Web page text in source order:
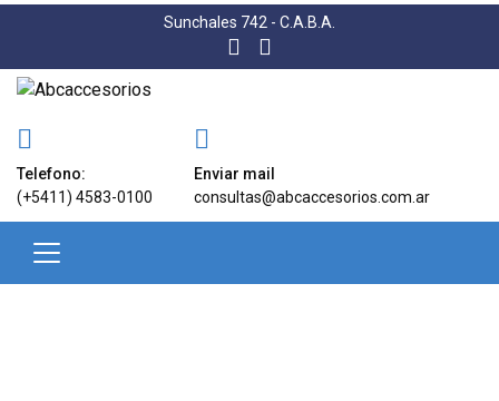
Sunchales 742 - C.A.B.A.
Telefono:
(+5411) 4583-0100
Enviar mail
consultas@abcaccesorios.com.ar